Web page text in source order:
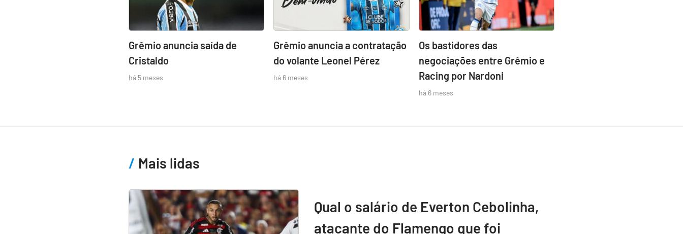
Grêmio anuncia saída de
Cristaldo
há 5 meses
Grêmio anuncia a contratação
do volante Leonel Pérez
há 6 meses
Os bastidores das
negociações entre Grêmio e
Racing por Nardoni
há 6 meses
Mais lidas
Qual o salário de Everton Cebolinha,
atacante do Flamengo que foi